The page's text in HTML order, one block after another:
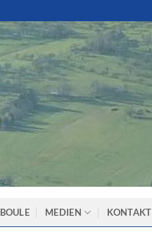
BOULE MEDIEN KONTAKT